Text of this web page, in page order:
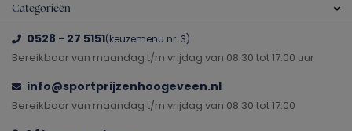
Categorieën
0528 - 27 5151(keuzemenu nr. 3)
Bereikbaar van maandag t/m vrijdag van 08:30 tot 17:00 uur
info@sportprijzenhoogeveen.nl
Bereikbaar van maandag t/m vrijdag van 08:30 tot 17:00